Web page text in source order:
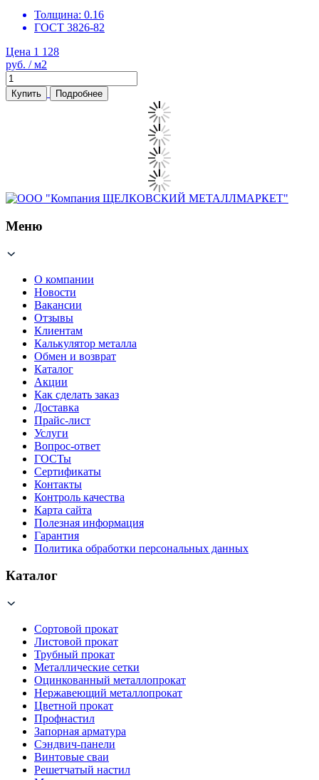
Толщина: 0.16
ГОСТ 3826-82
Цена 1 128
руб. / м2
Купить Подробнее
Меню
О компании
Новости
Вакансии
Отзывы
Клиентам
Калькулятор металла
Обмен и возврат
Каталог
Акции
Как сделать заказ
Доставка
Прайс-лист
Услуги
Вопрос-ответ
ГОСТы
Сертификаты
Контакты
Контроль качества
Карта сайта
Полезная информация
Гарантия
Политика обработки персональных данных
Каталог
Сортовой прокат
Листовой прокат
Трубный прокат
Металлические сетки
Оцинкованный металлопрокат
Нержавеющий металлопрокат
Цветной прокат
Профнастил
Запорная арматура
Сэндвич-панели
Винтовые сваи
Решетчатый настил